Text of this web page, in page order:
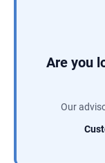
Are you
Our